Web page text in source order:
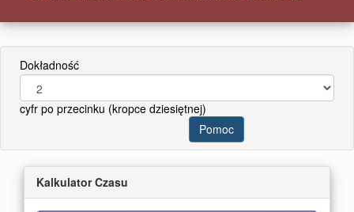
Dokładność
cyfr po przecinku (kropce dziesiętnej)
Pomoc
Kalkulator Czasu